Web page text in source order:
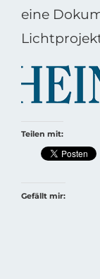
eine
Teilen mit:
Gefällt mir: